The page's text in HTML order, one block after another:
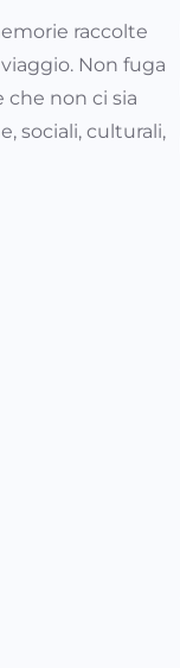
raccolte
Non fuga
che non ci sia
sociali, culturali,